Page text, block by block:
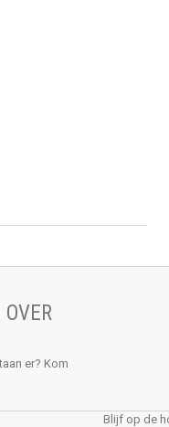
er? Kom
Blijf op de